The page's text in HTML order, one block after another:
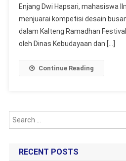
Cerita
Mahasiswa
Juara
Enjang Dwi Hapsari, mahasiswa
menjuarai kompetisi desain
dalam Kalteng Ramadhan
oleh Dinas Kebudayaan dan […]
Continue Reading
RECENT POSTS